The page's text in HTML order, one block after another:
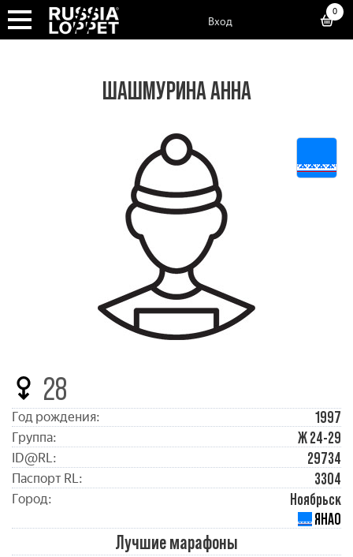
Вход
0
ШАШМУРИНА АННА
28
Год рождения: 1997
Группа: Ж 24-29
ID@RL: 29734
Паспорт RL: 3304
Город:
Ноябрьск
ЯНАО
Лучшие марафоны